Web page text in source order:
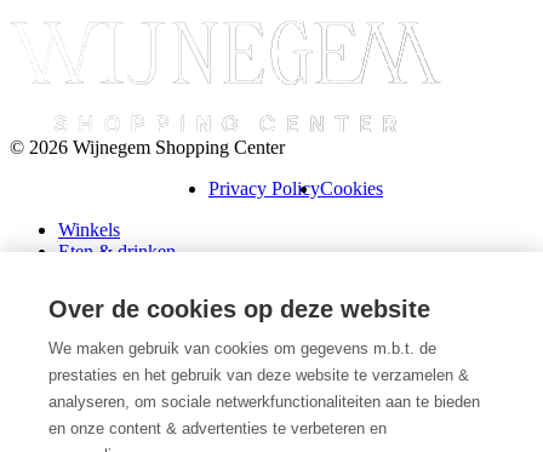
© 2026 Wijnegem Shopping Center
Privacy PolicyCookies
Winkels
Eten & drinken
Schenk een cadeaubon
Over ons
Wini’s
Plattegrond
Diensten
Promoties
Huur een winkel
Over de cookies op deze website
We maken gebruik van cookies om gegevens m.b.t. de
prestaties en het gebruik van deze website te verzamelen &
analyseren, om sociale netwerkfunctionaliteiten aan te bieden
en onze content & advertenties te verbeteren en